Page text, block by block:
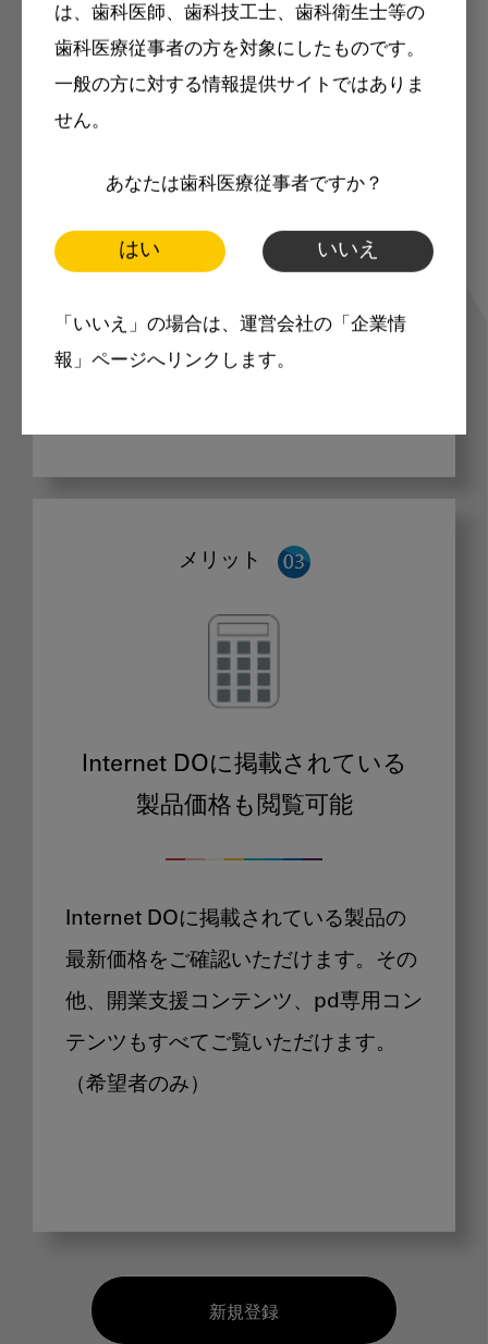
は、歯科医師、歯科技工士、歯科衛生士等の
歯科医療従事者の方を対象にしたものです。
一般の方に対する情報提供サイトではありま
せん。
あなたは歯科医療従事者ですか？
はい いいえ
「いいえ」の場合は、運営会社の「企業情
報」ページへリンクします。
歯科に関するお役立ち情報を
ご登録いただいた職種（歯科医師、歯
容のメールマガジンをお届けします。
メリット
Internet DOに掲載されている
製品価格も閲覧可能
Internet DOに掲載されている製品の
最新価格をご確認いただけます。その
他、開業支援コンテンツ、pd専用コン
テンツもすべてご覧いただけます。
（希望者のみ）
新規登録